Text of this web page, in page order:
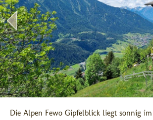
Die Alpen Fewo Gipfelblick liegt sonnig